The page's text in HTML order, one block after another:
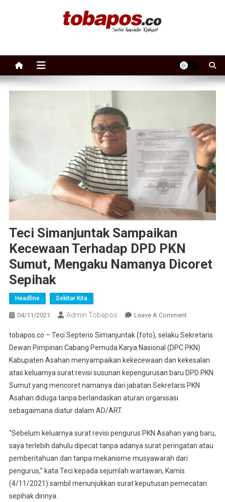
Teci Simanjuntak Sampaikan
Kecewaan Terhadap DPD PKN
Sumut, Mengaku Namanya Dicoret
Sepihak
Headline Sekitar Kita
04/11/2021 Admin Tobapos Leave A CommentOn Teci
Sampaikan
Kecewaan
Terhadap
DPD PKN
Sumut,
Sepihak
tobapos.co – Teci Septerio Simanjuntak (foto), selaku Sekretaris
Dewan Pimpinan Cabang Pemuda Karya Nasional (DPC PKN)
Kabupaten Asahan menyampaikan kekecewaan dan kekesalan
atas keluarnya surat revisi susunan kepengurusan baru DPD PKN
Sumut yang mencoret namanya dari jabatan Sekretaris PKN
Asahan diduga tanpa berlandaskan aturan organisasi
sebagaimana diatur dalam AD/ART.
“Sebelum keluarnya surat revisi pengurus PKN Asahan yang baru,
saya terlebih dahulu dipecat tanpa adanya surat peringatan atau
pemberitahuan dan tanpa mekanisme musyawarah dari
pengurus,” kata Teci kepada sejumlah wartawan, Kamis
(4/11/2021) sambil menunjukkan surat keputusan pemecatan
sepihak dirinya.